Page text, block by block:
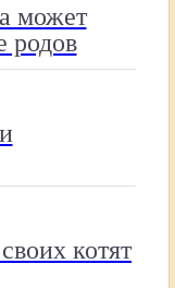
может
родов
котят